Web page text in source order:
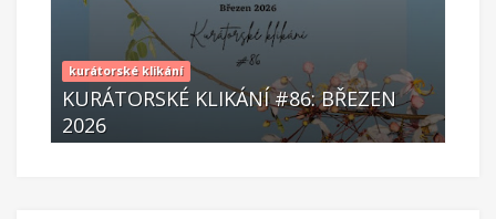
kurátorské klikání
KURÁTORSKÉ KLIKÁNÍ #86: BŘEZEN
2026